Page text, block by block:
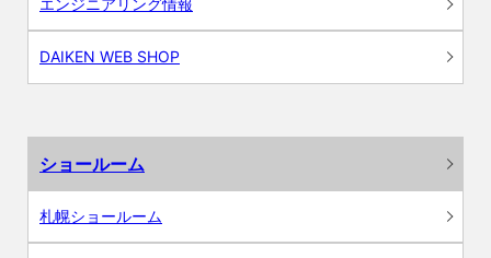
エンジニアリング情報
DAIKEN WEB SHOP
ショールーム
札幌ショールーム